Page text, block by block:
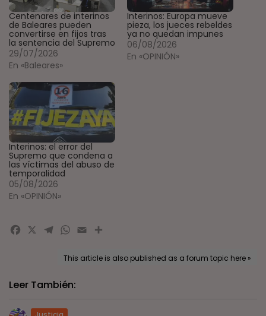
Centenares de interinos
de Baleares pueden
convertirse en fijos tras
la sentencia del Supremo
29/07/2026
En «Baleares»
Interinos: Europa mueve
pieza, los jueces rebeldes
ya no quedan impunes
06/08/2026
En «OPINIÓN»
Interinos: el error del
Supremo que condena a
las víctimas del abuso de
temporalidad
05/08/2026
En «OPINIÓN»
Facebook
X Telegram
WhatsApp
EmailCompartir
This article is also published as a forum topic here »
Leer También: